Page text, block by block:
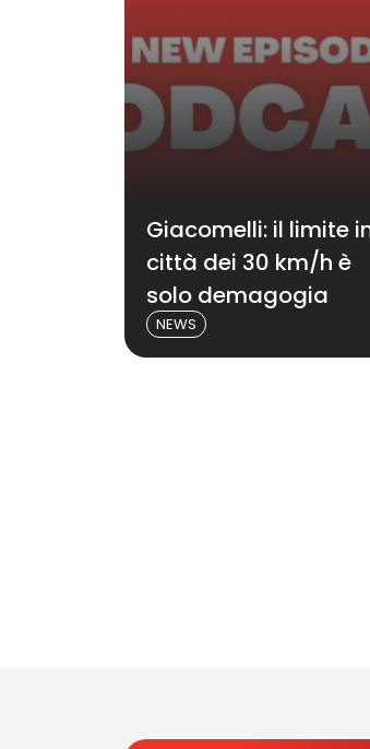
Giacomelli: il limite
città dei 30 km/h è
solo demagogia
NEWS